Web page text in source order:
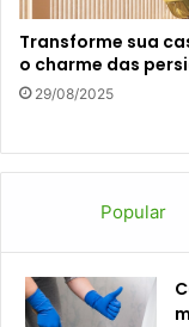
Transforme sua
o charme das
29/08/2025
Popular